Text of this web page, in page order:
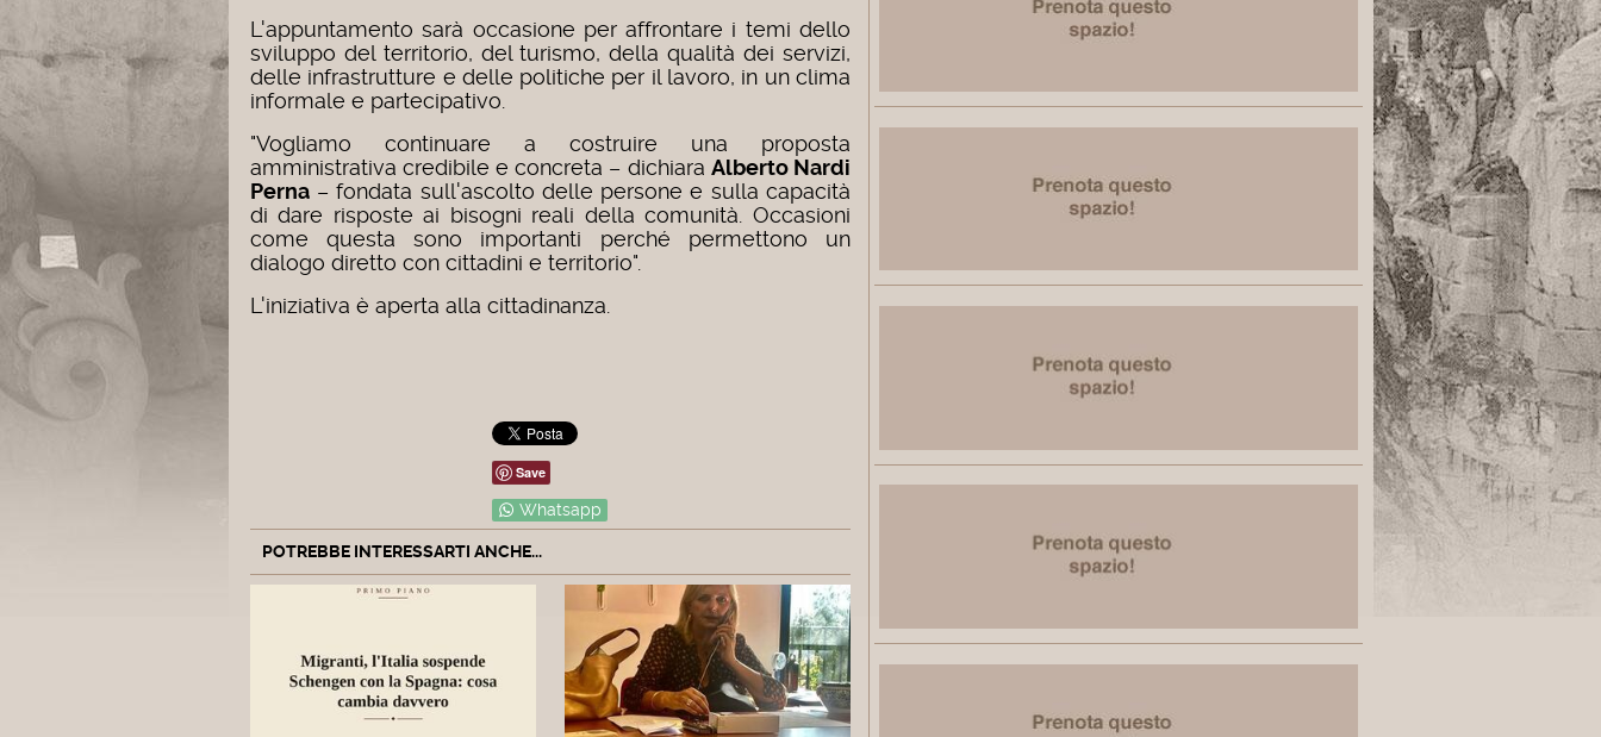
L'appuntamento sarà occasione per affrontare i temi dello
sviluppo del territorio, del turismo, della qualità dei servizi,
delle infrastrutture e delle politiche per il lavoro, in un clima
informale e partecipativo.
"Vogliamo continuare a costruire una proposta
amministrativa credibile e concreta – dichiara Alberto Nardi
Perna – fondata sull'ascolto delle persone e sulla capacità
di dare risposte ai bisogni reali della comunità. Occasioni
come questa sono importanti perché permettono un
dialogo diretto con cittadini e territorio".
L'iniziativa è aperta alla cittadinanza.
Save
Whatsapp
POTREBBE INTERESSARTI ANCHE...